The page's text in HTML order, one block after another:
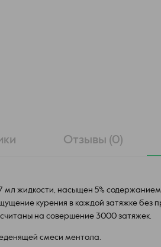
Отзывы (0)
жидкости, насыщен 5% содержанием
курения в каждой затяжке без
на совершение 3000 затяжек.
смеси ментола.